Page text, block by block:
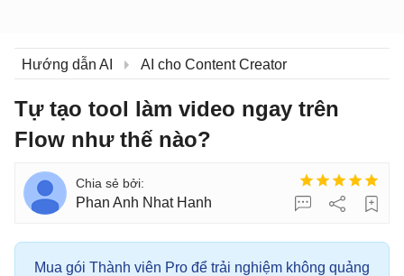
Hướng dẫn AI AI cho Content Creator
Tự tạo tool làm video ngay trên
Flow như thế nào?
Phan Anh Nhat Hanh
Mua gói Thành viên Pro để trải nghiệm không quảng